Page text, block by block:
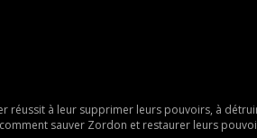
réussit à leur supprimer leurs pouvoirs, à
sauver Zordon et restaurer leurs